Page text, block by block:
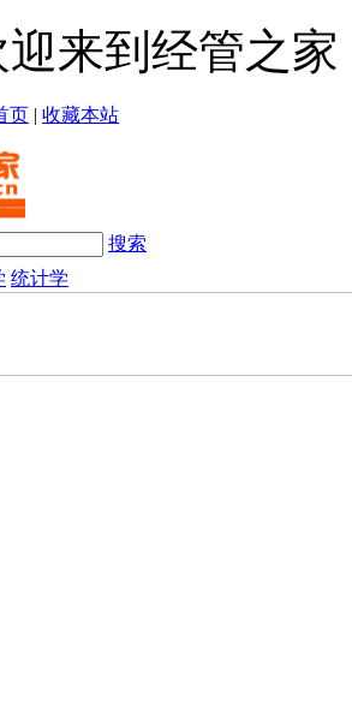
来到经管之家
页 | 收藏本站
搜索
统计学